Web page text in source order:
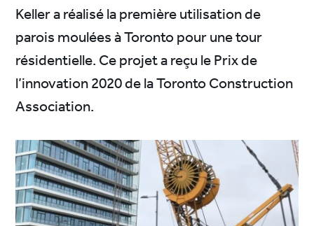
Keller a réalisé la première utilisation de
parois moulées à Toronto pour une tour
résidentielle. Ce projet a reçu le Prix de
l’innovation 2020 de la Toronto Construction
Association.